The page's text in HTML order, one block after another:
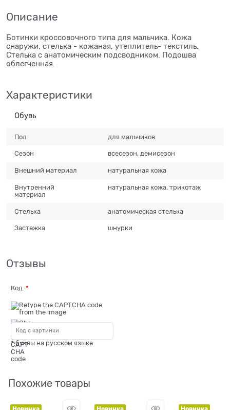
Описание
Ботинки кроссовочного типа для мальчика. Кожа
снаружи, стелька - кожаная, утеплитель- текстиль.
Стелька с анатомическим подсводником. Подошва
облегченная.
Характеристики
Обувь
Пол для мальчиков
Сезон всесезон, демисезон
Внешний материал натуральная кожа
Внутренний
материал
натуральная кожа, трикотаж
Стелька анатомическая стелька
Застежка шнурки
Отзывы
Код
* буквы на русском языке
Похожие товары